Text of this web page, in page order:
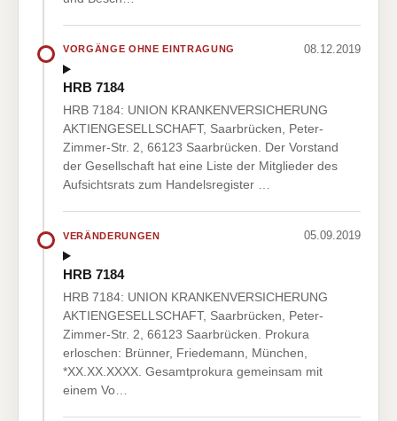
VORGÄNGE OHNE EINTRAGUNG 08.12.2019
HRB 7184
HRB 7184: UNION KRANKENVERSICHERUNG
AKTIENGESELLSCHAFT, Saarbrücken, Peter-
Zimmer-Str. 2, 66123 Saarbrücken. Der Vorstand
der Gesellschaft hat eine Liste der Mitglieder des
Aufsichtsrats zum Handelsregister …
VERÄNDERUNGEN 05.09.2019
HRB 7184
HRB 7184: UNION KRANKENVERSICHERUNG
AKTIENGESELLSCHAFT, Saarbrücken, Peter-
Zimmer-Str. 2, 66123 Saarbrücken. Prokura
erloschen: Brünner, Friedemann, München,
*XX.XX.XXXX. Gesamtprokura gemeinsam mit
einem Vo…